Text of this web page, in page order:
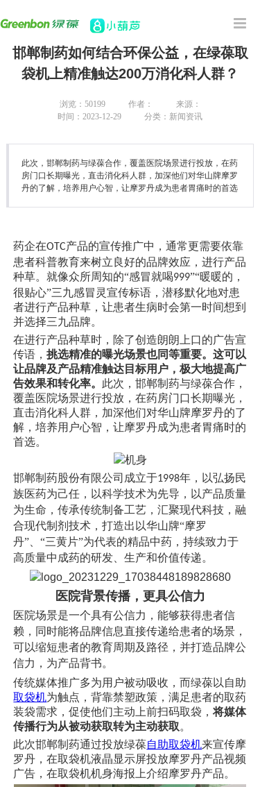
首
邯郸制药如何结合环保公益，在绿葆取
袋机上精准触达200万消化科人群？
浏览： 50199 作者：
来源：
时间：2023-12-29
分类：新闻资讯
此次，邯郸制药与绿葆合作，覆盖医院场景进行投放，在药
房门口长期曝光，直击消化科人群，加深他们对华山牌摩罗
丹的了解，培养用户心智，让摩罗丹成为患者胃痛时的首选
药企在OTC产品的宣传推广中，通常更需要依靠
患者科普教育来树立良好的品牌效应，进行产品
种草。就像众所周知的“感冒就喝999”“暖暖的，
很贴心”三九感冒灵宣传标语，潜移默化地对患
者进行产品种草，让患者生病时会第一时间想到
并选择三九品牌。
在进行产品种草时，除了创造朗朗上口的广告宣
传语，挑选精准的曝光场景也同等重要。这可以
让品牌及产品精准触达目标用户，极大地提高广
告效果和转化率。 此次，邯郸制药与绿葆合作，
覆盖医院场景进行投放，在药房门口长期曝光，
直击消化科人群，加深他们对华山牌摩罗丹的了
解，培养用户心智，让摩罗丹成为患者胃痛时的
首选。
邯郸制药股份有限公司成立于1998年，以弘扬民
族医药为己任，以科学技术为先导，以产品质量
为生命，传承传统制备工艺，汇聚现代科技，融
合现代制剂技术，打造出以华山牌“摩罗
丹” 、“三黄片”为代表的精品中药 ，持续致力于
高质量中成药的研发、生产和价值传递。
医院背景传播，更具公信力
医院场景是一个具有公信力，能够获得患者信
赖，同时能将品牌信息直接传递给患者的场景，
可以缩短患者的教育周期及路径 ，并打造品牌公
信力，为产品背书。
传统媒体推广多为用户被动吸收，而绿葆以自助
取袋机为触点，背靠禁塑政策，满足患者的取药
装袋需求，促使他们主动上前扫码取袋，将媒体
传播行为从被动获取转为主动获取。
此次邯郸制药通过投放绿葆自助取袋机来宣传摩
罗丹，在取袋机液晶显示屏投放摩罗丹产品视频
广告，在取袋机机身海报上介绍摩罗丹产品。